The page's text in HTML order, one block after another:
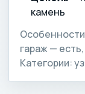
камень
гараж —
Категории: